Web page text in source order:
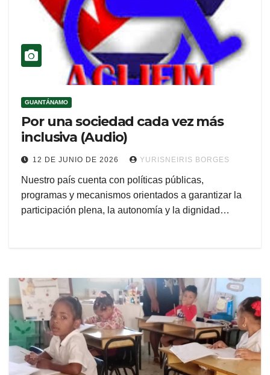
GUANTÁNAMO
Por una sociedad cada vez más
inclusiva (Audio)
12 DE JUNIO DE 2026 YURISNEIRIS BORGES
Nuestro país cuenta con políticas públicas,
programas y mecanismos orientados a garantizar la
participación plena, la autonomía y la dignidad…